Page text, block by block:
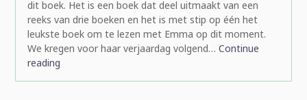
dit boek. Het is een boek dat deel uitmaakt van een
reeks van drie boeken en het is met stip op één het
leukste boek om te lezen met Emma op dit moment.
We kregen voor haar verjaardag volgend… Continue
reading